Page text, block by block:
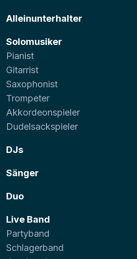
Alleinunterhalter
Solomusiker
Pianist
Gitarrist
Saxophonist
Trompeter
Akkordeonspieler
Dudelsackspieler
DJs
Sänger
Duo
Live Band
Partyband
Schlagerband